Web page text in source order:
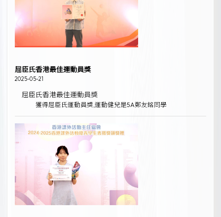
屈臣氏香港最佳運動員獎
2025-05-21
屈臣氏香港最佳運動員獎
獲得屈臣氏運動員獎,運動健兒是5A鄭友銘同學